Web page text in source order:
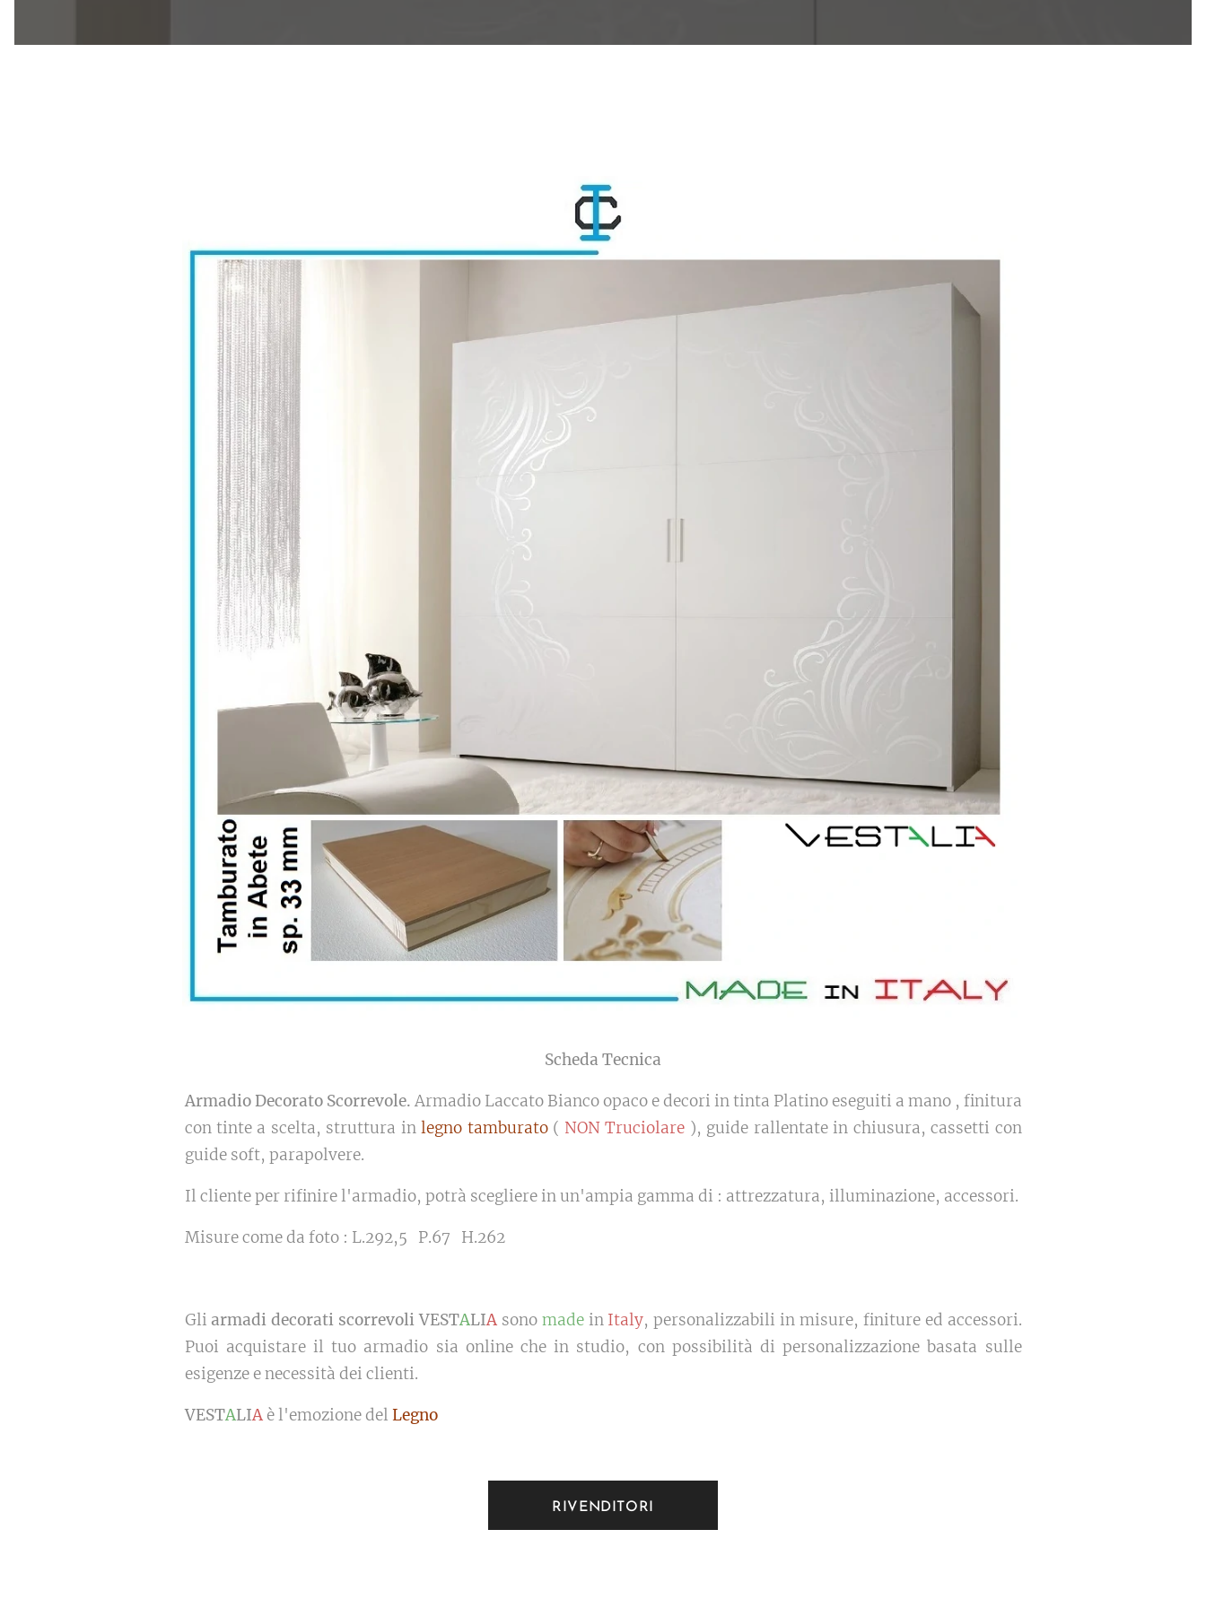
Scheda Tecnica
Armadio Decorato Scorrevole. Armadio Laccato Bianco opaco e decori in tinta Platino eseguiti a mano , finitura
con tinte a scelta, struttura inlegno tamburato( NON Truciolare ), guide rallentate in chiusura, cassetti con
guide soft, parapolvere.
Il cliente per rifinire l'armadio, potrà scegliere in un'ampia gamma di : attrezzatura, illuminazione, accessori.
Misure come da foto : L.292,5 P.67 H.262
Gli armadi decorati scorrevoli VESTALIAsono madein Italy, personalizzabili in misure, finiture ed accessori.
Puoi acquistare il tuo armadio sia online che in studio, con possibilità di personalizzazione basata sulle
esigenze e necessità dei clienti.
VESTALIA è l'emozione del Legno
RIVENDITORI